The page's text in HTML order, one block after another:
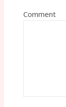
Comment